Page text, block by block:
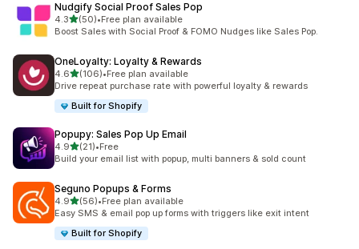
Nudgify Social Proof Sales Pop
4.3滿分 5 顆星
(50)
共有 50 則評價
•Free plan available
Boost Sales with Social Proof & FOMO Nudges like Sales Pop.
OneLoyalty: Loyalty & Rewards
4.6滿分 5 顆星
(106)
共有 106 則評價
•Free plan available
Drive repeat purchase rate with powerful loyalty & rewards
Built for Shopify
Popupy: Sales Pop Up Email
4.9滿分 5 顆星
(21)
共有 21 則評價
•Free
Build your email list with popup, multi banners & sold count
Seguno Popups & Forms
4.9滿分 5 顆星
(56)
共有 56 則評價
•Free plan available
Easy SMS & email pop up forms with triggers like exit intent
Built for Shopify